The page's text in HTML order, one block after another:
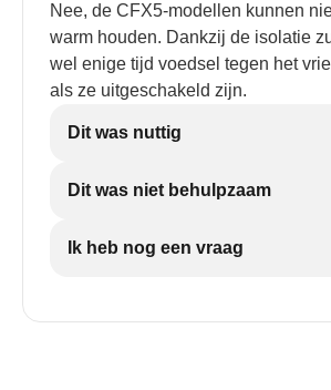
Nee, de CFX5-modellen kunnen
warm houden. Dankzij de isolatie
wel enige tijd voedsel tegen het
als ze uitgeschakeld zijn.
Dit was nuttig
Dit was niet behulpzaam
Ik heb nog een vraag